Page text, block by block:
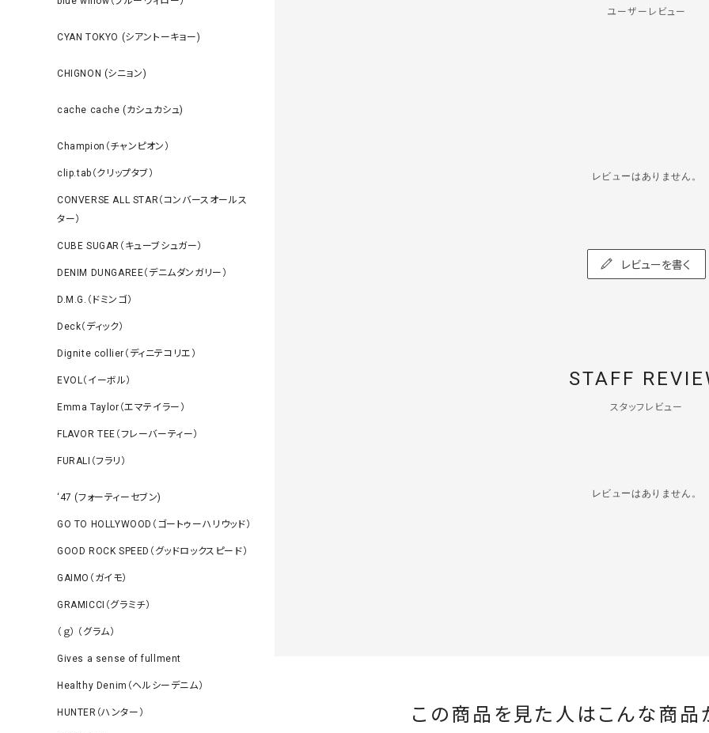
CYAN TOKYO (シアントーキョー)
CHIGNON (シニョン)
cache cache (カシュカシュ)
Champion（チャンピオン）
clip.tab（クリップタブ）
CONVERSE ALL STAR（コンバースオールス
ター）
CUBE SUGAR（キューブシュガー）
DENIM DUNGAREE（デニムダンガリー）
D.M.G.（ドミンゴ）
Deck（ディック）
Dignite collier（ディニテコリエ）
EVOL（イーボル）
Emma Taylor（エマテイラー）
FLAVOR TEE（フレーバーティー）
FURALI（フラリ）
‘47 (フォーティーセブン)
GO TO HOLLYWOOD（ゴートゥーハリウッド）
GOOD ROCK SPEED（グッドロックスピード）
GAIMO（ガイモ）
GRAMICCI（グラミチ）
（ｇ） （グラム）
Gives a sense of fullment
Healthy Denim（ヘルシーデニム）
HUNTER（ハンター）
ユーザーレビュー
レビューはありません。
レビューを書く
STAFF
スタッフレビュー
レビューはありません。
この商品を見た人はこんな商品